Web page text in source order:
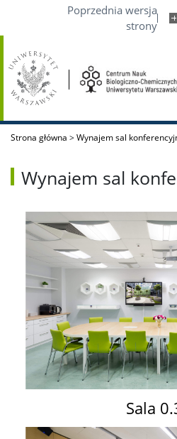
Poprzednia wersja
strony
Strona główna >Wynajem sal
Wynajem sal
Sala